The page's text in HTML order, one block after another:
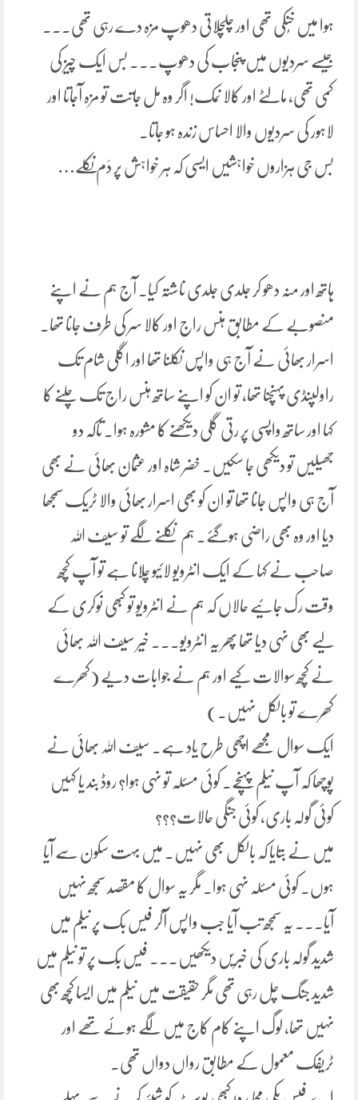
ہوا میں خُنکی تھی اور چلچلاتی دھوپ مزہ دے رہی تھی۔۔۔
جیسے سردیوں میں پنجاب کی دھوپ۔۔۔ بس ایک چیز کی
کمی تھی، مالٹے اور کالا نمک! اگر وہ مل جاتت تو مزہ آجاتا اور
لاہور کی سردیوں والا احساس زندہ ہو جاتا.
بس جی ہزاروں خواہشیں ایسی کہ ہر خواہش پر دَم نکلے…
ہاتھ اور منہ دھو کر جلدی جلدی ناشتہ کیا. آج ہم نے اپنے
منصوبے کے مطابق ہنس راج اور کالا سر کی طرف جانا تھا۔
اسرار بھائی نے آج ہی واپس نکلنا تھا اور اگلی شام تک
راولپنڈی پہنچنا تھا، تو ان کو اپنے ساتھ ہنس راج تک چلنے کا
کہا اور ساتھ واپسی پر رتی گلی دیکھنے کا مشورہ ہوا۔ تاکہ دو
جھیلیں تو دیکھی جا سکیں۔ خضر شاہ اور عثمان بھائی نے بھی
آج ہی واپس جانا تھا تو ان کو بھی اسرار بھائی والا ٹریک سمجھا
دیا اور وہ بھی راضی ہوگئے۔ ہم نکلنے لگے تو سیف اللہ
صاحب نے کہا کے ایک انٹرویو لائیو چلانا ہے تو آپ کچھ
وقت رک جائیے حالاں کہ ہم نے انٹرویو تو کبھی نوکری کے
لیے بھی نہی دیا تھا پھر یہ انٹرویو۔۔۔ خیر سیف اللہ بھائی
نے کچھ سوالات کیے اور ہم نے جوابات دیے (کھرے
کھرے تو بالکل نہیں.)
ایک سوال مجھے اچھی طرح یاد ہے. سیف اللہ بھائی نے
پوچھا کہ آپ نیلم پہنچے. کوئی مسئلہ تو نہی ہوا؟ روڈ بند یا کہیں
کوئی گولہ باری، کوئی جنگی حالات؟؟؟
میں نے بتایا کہ بالکل بھی نہیں. میں بہت سکون سے آیا
ہوں. کوئی مسئلہ نہی ہوا۔ مگر یہ سوال کا مقصد سمجھ نہیں
آیا۔۔۔ یہ سمجھ تب آیا جب واپس آکر فیس بک پر نیلم میں
شدید گولہ باری کی خبریں دیکھیں۔۔۔ فیس بُک پر تو نیلم میں
شدید جنگ چل رہی تھی مگر حقیقت میں نیلم میں ایسا کچھ بھی
نہیں تھا، لوگ اپنے کام کاج میں لگے ہوئے تھے اور
ٹریفک معمول کے مطابق رواں دواں تھی۔